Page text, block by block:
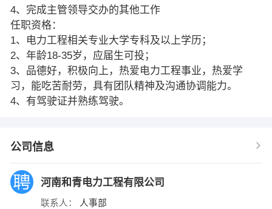
4、完成主管领导交办的其他工作
任职资格：
1、电力工程相关专业大学专科及以上学历；
2、年龄18-35岁，应届生可投；
3、品德好，积极向上，热爱电力工程事业，热爱学
习，能吃苦耐劳，具有团队精神及沟通协调能力。
4、有驾驶证并熟练驾驶。
公司信息
河南和青电力工程有限公司
联系人： 人事部